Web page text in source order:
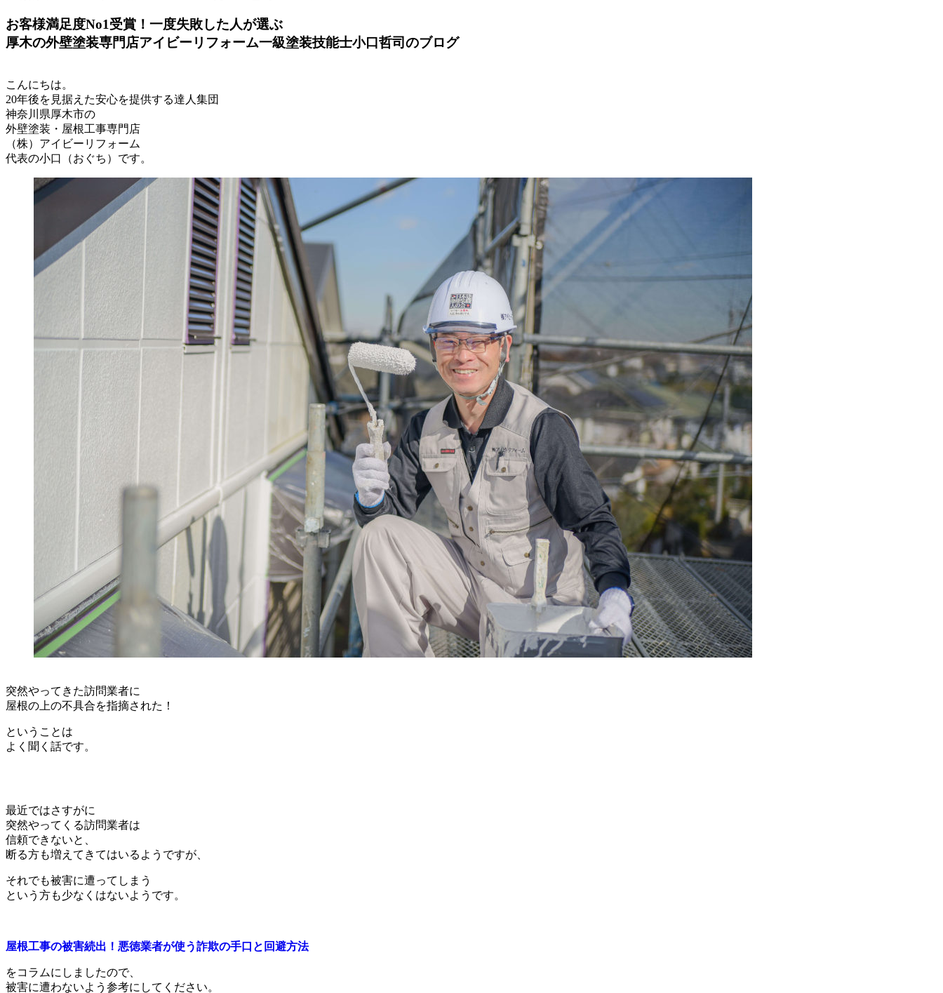
お客様満足度No1受賞！一度失敗した人が選ぶ
厚木の外壁塗装専門店アイビーリフォーム一級塗装技能士小口哲司のブログ
こんにちは。
20年後を見据えた安心を提供する達人集団
神奈川県厚木市の
外壁塗装・屋根工事専門店
（株）アイビーリフォーム
代表の小口（おぐち）です。
突然やってきた訪問業者に
屋根の上の不具合を指摘された！
ということは
よく聞く話です。
最近ではさすがに
突然やってくる訪問業者は
信頼できないと、
断る方も増えてきてはいるようですが、
それでも被害に遭ってしまう
という方も少なくはないようです。
屋根工事の被害続出！悪徳業者が使う詐欺の手口と回避方法
をコラムにしましたので、
被害に遭わないよう参考にしてください。